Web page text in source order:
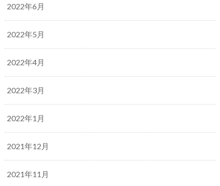
2022年6月
2022年5月
2022年4月
2022年3月
2022年1月
2021年12月
2021年11月